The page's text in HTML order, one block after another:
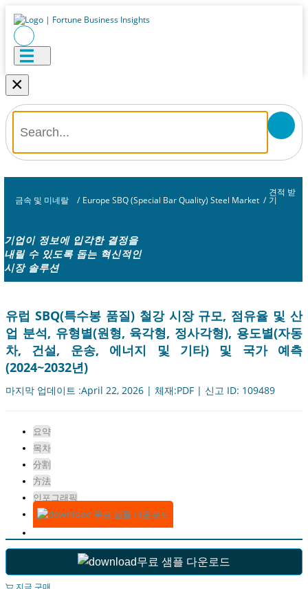
×
금속 및 미네랄 / Europe SBQ (Special Bar Quality) Steel Market /
견적 받
기
기업이 정보에 입각한 결정을
내릴 수 있도록 돕는 혁신적인
시장 솔루션
유럽 ​​SBQ(특수봉 품질) 철강 시장 규모, 점유율 및 산
업 분석, 유형별(원형, 육각형, 정사각형), 용도별(자동
차, 건설, 운송, 에너지 및 기타) 및 국가 예측
(2024~2032년)
마지막 업데이트 :April 22, 2026 | 체재:PDF | 신고 ID: 109489
요약
목차
分割
方法
인포그래픽
무료 샘플 다운로드
무료 샘플 다운로드